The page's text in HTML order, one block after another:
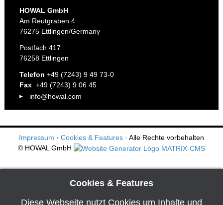
HOWAL GmbH
Am Reutgraben 4
76275 Ettlingen/Germany
Postfach 417
76258 Ettlingen
Telefon +49 (7243) 9 49 73-0
Fax+49 (7243) 9 06 45
info@howal.com
Impressum · Cookies & Features · Alle Rechte vorbehalten
© HOWAL GmbH
Cookies & Features
Diese Webseite nutzt Cookies um Inhalte und